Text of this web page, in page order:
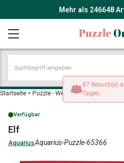
Mehr als 246648
Startseite > Puzzle - Werbe- und Kinoplakate
Verfügbar
Elf
AquariusAquarius-Puzzle-65366
87 Besuch(e)
Tagen.